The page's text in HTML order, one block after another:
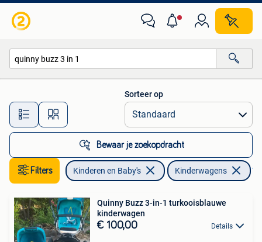
Alle afstanden…
Sorteer op
Bewaar je zoekopdracht
Filters Kinderen en Baby's Kinderwagens
Quinny Buzz 3-in-1 turkooisblauwe
kinderwagen
€ 100,00 Details